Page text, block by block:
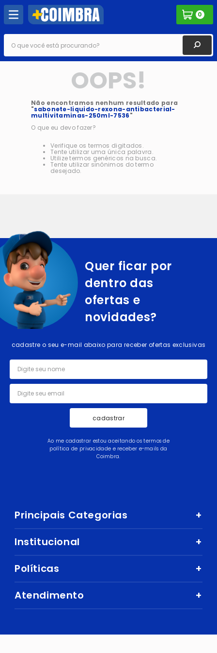
0
O que você está procurando?
OOPS!
Não encontramos nenhum resultado para
"sabonete-liquido-rexona-antibacterial-
multivitaminas-250ml-7536"
O que eu devo fazer?
Verifique os termos digitados.
Tente utilizar uma única palavra.
Utilize termos genéricos na busca.
Tente utilizar sinônimos do termo
desejado.
Quer ficar por
dentro das
ofertas e
novidades?
cadastre o seu e-mail abaixo para receber ofertas exclusivas
cadastrar
Ao me cadastrar estou aceitando os termos de
política de privacidade e receber e-mails da
Coimbra.
Principais Categorias +
Celular e Smartphone
Sandálias
Áudio
Esporte e Lazer
Institucional +
Nossa História
Nossas Lojas
Trabalhe Conosco
Políticas +
Como comprar
Política de Privacidade
Atendimento +
Perguntas Frequentes